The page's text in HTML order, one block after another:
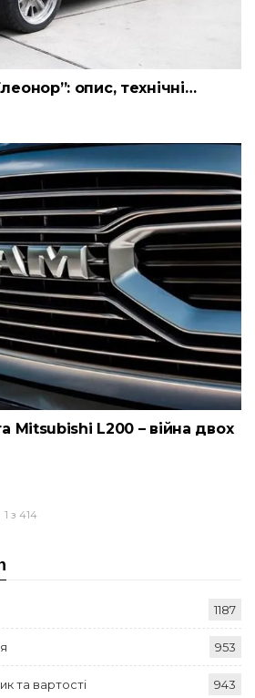
опис, технічні…
Mitsubishi L200 – війна двох
1 з 414
1187
953
та вартості 943